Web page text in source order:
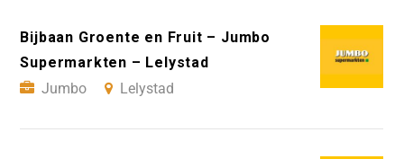
Bijbaan Groente en Fruit – Jumbo
Supermarkten – Lelystad
Jumbo
Lelystad